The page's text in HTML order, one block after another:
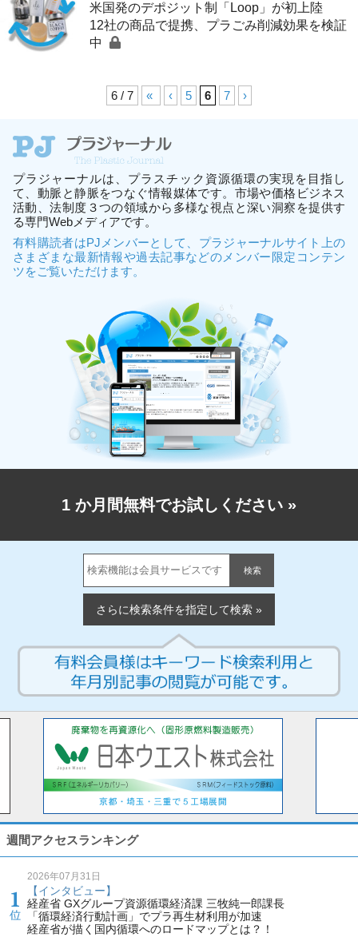
米国発のデポジット制「Loop」が初上陸
12社の商品で提携、プラごみ削減効果を検証
中
6 / 7 « ‹ 5 6 7 ›
プラジャーナルは、プラスチック資源循環の実現を目指し
て、動脈と静脈をつなぐ情報媒体です。市場や価格ビジネス
活動、法制度３つの領域から多様な視点と深い洞察を提供す
る専門Webメディアです。
有料購読者はPJメンバーとして、プラジャーナルサイト上の
さまざまな最新情報や過去記事などのメンバー限定コンテン
ツをご覧いただけます。
1 か月間無料でお試しください »
検索
さらに検索条件を指定して検索 »
週間アクセスランキング
2026年07月31日
【インタビュー】
経産省 GXグループ資源循環経済課 三牧純一郎課長
「循環経済行動計画」でプラ再生材利用が加速
経産省が描く国内循環へのロードマップとは？！